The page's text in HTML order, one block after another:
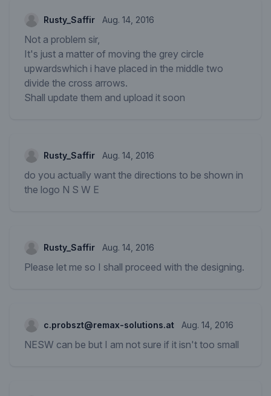
Rusty_Saffir Aug. 14, 2016
Not a problem sir,
It's just a matter of moving the grey circle
upwardswhich i have placed in the middle two
divide the cross arrows.
Shall update them and upload it soon
Rusty_Saffir Aug. 14, 2016
do you actually want the directions to be shown in
the logo N S W E
Rusty_Saffir Aug. 14, 2016
Please let me so I shall proceed with the designing.
c.probszt@remax-solutions.at Aug. 14, 2016
NESW can be but I am not sure if it isn't too small